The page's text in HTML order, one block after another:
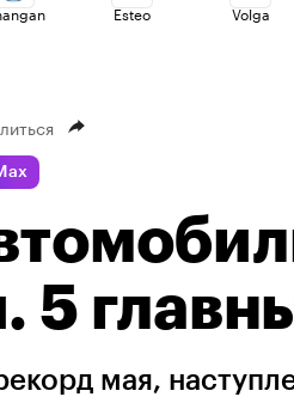
контрагентов Политика
Esteo Volga
5
мая,